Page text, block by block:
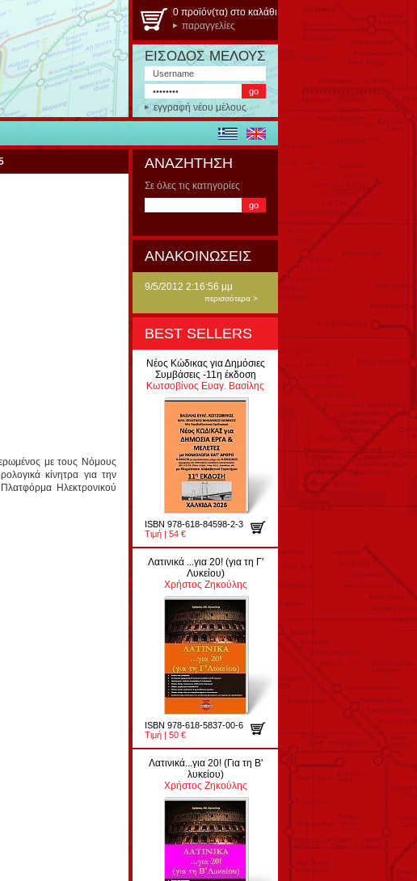
0 προϊόν(τα) στο καλάθι
παραγγελίες
ΕΙΣΟΔΟΣ ΜΕΛΟΥΣ
εγγραφή νέου μέλους
με τους Νόμους
κίνητρα για την
Πλατφόρμα Ηλεκτρονικού
ΑΝΑΖΗΤΗΣΗ
Σε όλες τις κατηγορίες
ΑΝΑΚΟΙΝΩΣΕΙΣ
9/5/2012 2:16:56 μμ
περισσότερα >
BEST SELLERS
Νέος Κώδικας για Δημόσιες
Συμβάσεις -11η έκδοση
Κωτσοβίνος Ευαγ. Βασίλης
ISBN 978-618-84598-2-3
Τιμή | 54 €
Λατινικά ...για 20! (για τη Γ'
Λυκείου)
Χρήστος Ζηκούλης
ISBN 978-618-5837-00-6
Τιμή | 50 €
Λατινικά...για 20! (Για τη Β'
λυκείου)
Χρήστος Ζηκούλης